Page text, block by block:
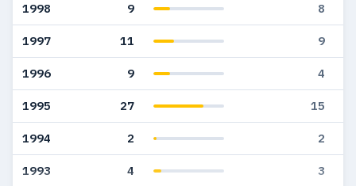
1998 9 8
1997 11 9
1996 9 4
1995 27 15
1994 2 2
1993 4 3